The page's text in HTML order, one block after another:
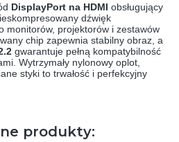
DisplayPort na HDMI obsługujący
dźwięk
monitorów, projektorów i zestawów
chip zapewnia stabilny obraz, a
gwarantuje pełną kompatybilność
Wytrzymały nylonowy oplot,
styki to trwałość i perfekcyjny
produkty: